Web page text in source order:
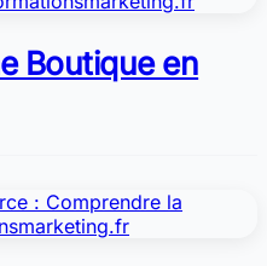
Boutique en